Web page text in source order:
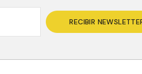
RECIBIR